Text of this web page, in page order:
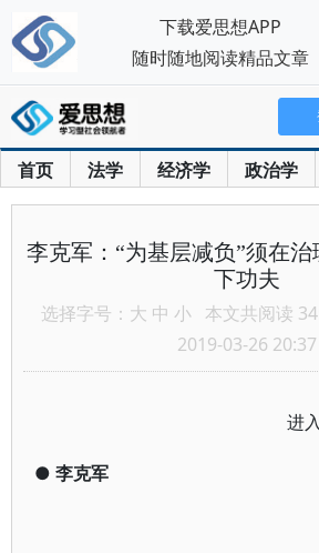
首页 法学 经济学 政治学
李克军：“为基层减负”须在
下功夫
选择字号： 大 中 小 本文共阅读
2019-03-26 20:37
进
● 李克军
下载爱思想APP
随时随地阅读精品文章